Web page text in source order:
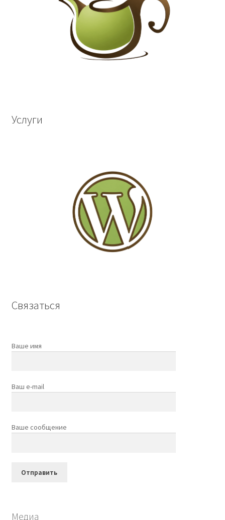
Услуги
Связаться
Ваше имя
Ваш e-mail
Ваше сообщение
Медиа